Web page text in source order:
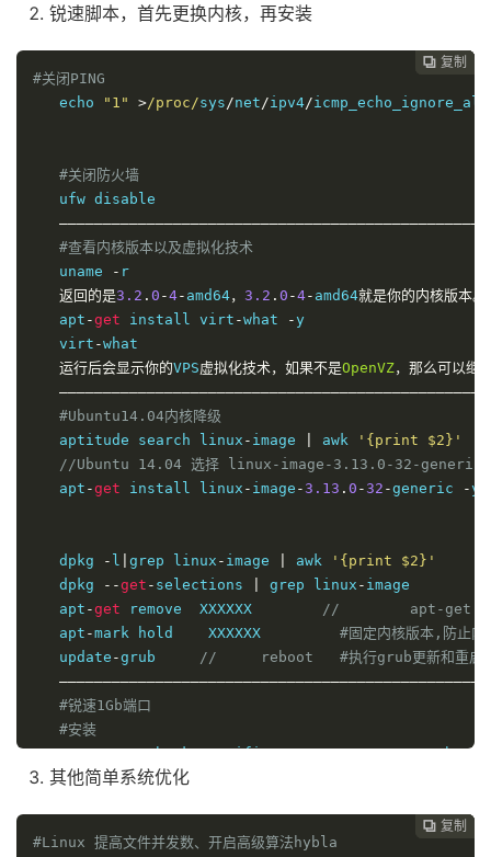
conf
echo "nameserver 8.8.4.4"
sysctl -p
#系统支持：CentOS 6+，Debian 7+，Ubuntu 12+
wget
N
uname -r
# 查看内核版本，含有 4.9.0 就表示 OK 了
# ————————————
sysctl net .ipv4 .tcp_available_congestion_control
# net.ipv4.tcp_available_congestion_control = bbr
# ————————————
sysctl net. ipv4 .tcp_congestion_control
# 返回值一般为：
sysctl net .core.default_qdisc
# 返回值一般为：
# net.core.default_qdisc = fq
# ————————————
lsmod
grep bbr
锐速脚本，首先更换内核，再安装
 复制
 复制
 复制
 复制
#关闭PING
echo
"1" >/proc/sys/net/ipv4/icmp_echo_ignore_all
#关闭防火墙
ufw disable
#查看内核版本以及虚拟化技术
uname
- r
返回的是3.2 . 0 -4- amd64， 3.2 . 0 -4- amd64就是你的内核版本。
apt -get install virt -what -y
virt -what
运行后会显示你的VPS虚拟化技术，如果不是OpenVZ，那么可以继
#Ubuntu14.04内核降级
aptitude search linux - image awk
'{print $2}'
//Ubuntu 14.04 选择 linux-image-3.13.0-32-generic
apt -get install linux - image -3.13 . 0 -32 -generic -
dpkg - l grep linux - image awk
'{print $2}'
dpkg
--get - selections grep linux -
apt -get remove  XXXXXX //        apt-get
apt -mark hold    XXXXXX #固定内核版本,防止内
update -grub //     reboot   #执行grub更新和重启
#锐速1Gb端口
#安装
wget --no-check-certificate -qO /tmp/appex.sh
#卸载
其他简单系统优化
 复制
 复制
 复制
#Linux 提高文件并发数、开启高级算法hybla